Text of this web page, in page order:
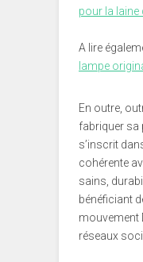
pour la laine
A lire
lampe
En outre,
fabriquer sa
s’inscrit
cohérente
sains,
bénéficiant
mouvement
réseaux